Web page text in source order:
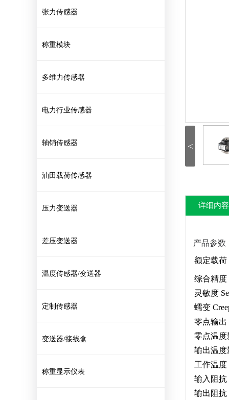
张力传感器
称重模块
多维力传感器
电力行业传感器
轴销传感器
油田载荷传感器
压力变送器
差压变送器
温度传感器/变送器
定制传感器
变送器/接线盒
称重显示仪表
<
详细内容
产品参数
额定载荷
综合精度
灵敏度
蠕变
零点输出
零点温度
输出温度
工作温度
输入阻抗
输出阻抗